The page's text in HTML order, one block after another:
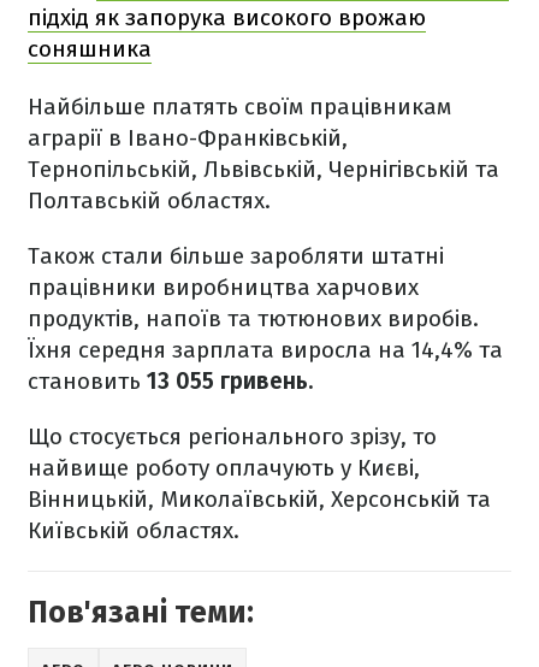
підхід як запорука високого врожаю
соняшника
Найбільше платять своїм працівникам
аграрії в Івано-Франківській,
Тернопільській, Львівській, Чернігівській та
Полтавській областях.
Також стали більше заробляти штатні
працівники виробництва харчових
продуктів, напоїв та тютюнових виробів.
Їхня середня зарплата виросла на 14,4% та
становить 13 055 гривень.
Що стосується регіонального зрізу, то
найвище роботу оплачують у Києві,
Вінницькій, Миколаївській, Херсонській та
Київській областях.
Пов'язані теми: